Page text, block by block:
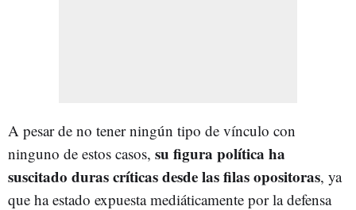
A pesar de no tener ningún tipo de vínculo con
ninguno de estos casos, su figura política ha
suscitado duras críticas desde las filas opositoras, ya
que ha estado expuesta mediáticamente por la defensa